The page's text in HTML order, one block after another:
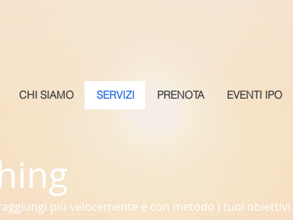
CHI SIAMO SERVIZI PRENOTA EVENTI IPO
più velocemente e con metodo i tuoi obiettivi.